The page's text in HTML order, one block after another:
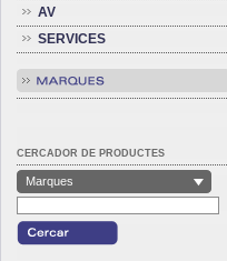
AV
SERVICES
CERCADOR DE PRODUCTES
Marques